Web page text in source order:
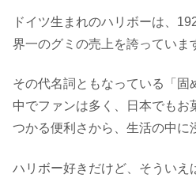
ドイツ生まれのハリボーは、
界一のグミの売上を誇っていま
その代名詞ともなっている「固
中でファンは多く、日本でもお
つかる便利さから、生活の中に
ハリボー好きだけど、そういえ